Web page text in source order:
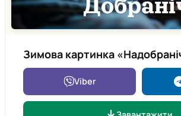
Зимова картинка
Viber